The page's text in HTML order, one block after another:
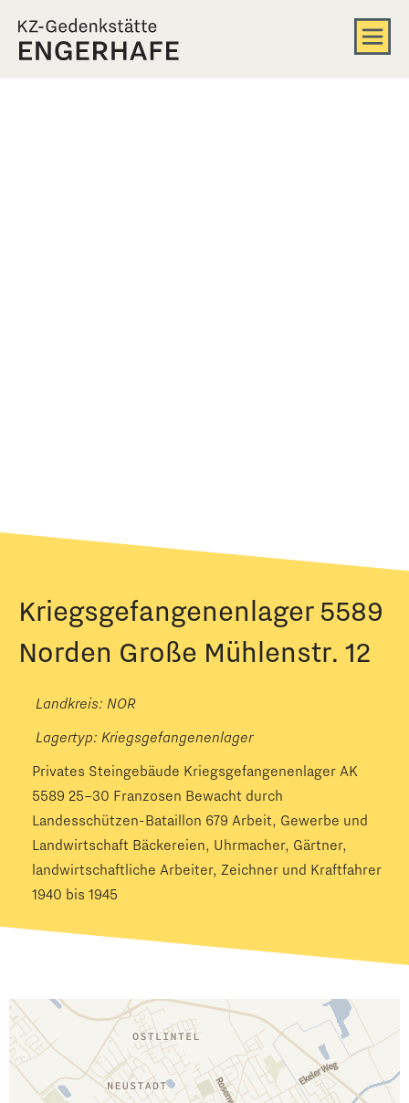
Kriegsgefangenenlager 5589
Norden Große Mühlenstr. 12
Landkreis: NOR
Lagertyp: Kriegsgefangenenlager
Privates Steingebäude Kriegsgefangenenlager AK
5589 25–30 Franzosen Bewacht durch
Landesschützen-Bataillon 679 Arbeit, Gewerbe und
Landwirtschaft Bäckereien, Uhrmacher, Gärtner,
landwirtschaftliche Arbeiter, Zeichner und Kraftfahrer
1940 bis 1945